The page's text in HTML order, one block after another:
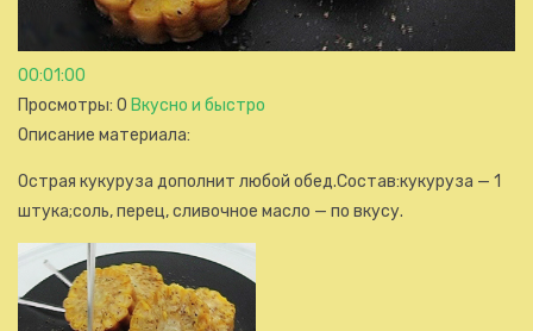
00:01:00
Просмотры: 0 Вкусно и быстро
Описание материала:
Острая кукуруза дополнит любой обед.Состав:кукуруза — 1
штука;соль, перец, сливочное масло — по вкусу.